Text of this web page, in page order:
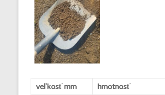
veľkosť mm hmotnosť